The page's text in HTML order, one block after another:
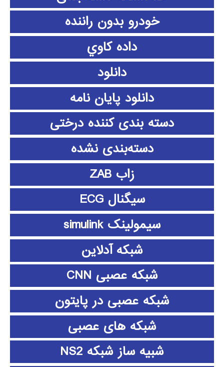
خودرو بدون راننده
داده كاوي
دانلود
دانلود پايان نامه
دسته بندی کننده درختی
دسته‌بندی نشده
زاب ZAB
سیگنال ECG
سیمولینک simulink
شبکه آدلاین
شبکه عصبی CNN
شبکه عصبی در پایتون
شبکه های عصبی
شبیه ساز شبکه NS2